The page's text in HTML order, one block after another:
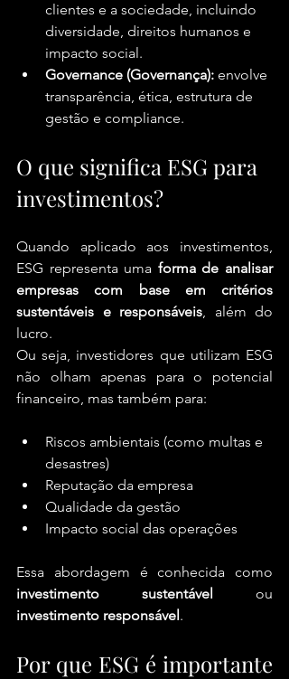
clientes e a sociedade, incluindo
diversidade, direitos humanos e
impacto social.
Governance (Governança): envolve
transparência, ética, estrutura de
gestão e compliance.
O que significa ESG para
investimentos?
Quando aplicado aos investimentos,
ESG representa uma forma de analisar
empresas com base em critérios
sustentáveis e responsáveis, além do
lucro.
Ou seja, investidores que utilizam ESG
não olham apenas para o potencial
financeiro, mas também para:
Riscos ambientais (como multas e
desastres)
Reputação da empresa
Qualidade da gestão
Impacto social das operações
investimento sustentável
investimento responsável.
Por que ESG é importante